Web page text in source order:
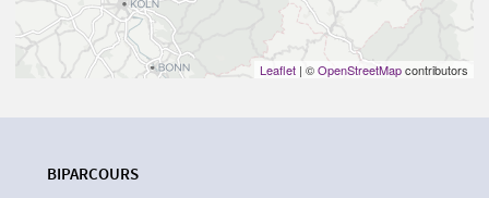
Leaflet | ©OpenStreetMapcontributors
BIPARCOURS